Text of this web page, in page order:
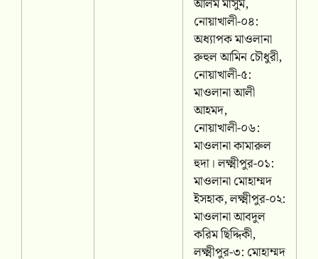
আলম মাসুম,
নোয়াখালী-০৪:
অধ্যাপক মাওলানা
রুহুল আমিন চৌধুরী,
নোয়াখালী-৫:
মাওলানা আলী
আহমদ,
নোয়াখালী-০৬:
মাওলানা কামারুল
হুদা। লক্ষ্মীপুর-০১:
মাওলানা মোহাম্মদ
ইসহাক, লক্ষ্মীপুর-০২:
মাওলানা আবদুল
করিম ছিদ্দিকী,
লক্ষ্মীপুর-৩: মোহাম্মদ